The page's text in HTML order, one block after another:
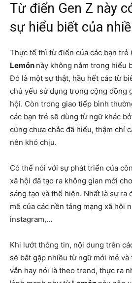
Từ điển Gen Z này
sự hiểu biết của
Thực tế thì từ điển của các bạn trẻ
Lemỏn này không nằm trong hiểu
Đó là một sự thật, hầu hết các từ
chủ yếu sử dụng trong cộng đồng
hội. Còn trong giao tiếp bình
các bạn trẻ sẽ dùng từ ngữ khác
cũng chưa chắc đã hiểu, thậm chí
nên khó chịu.
Có thể nói với sự phát triển của
xã hội đã tạo ra không gian mới
sáng tạo và thể hiện. Nhất là sự ra
mẽ của các nền tảng mạng xã hội
instagram,…
Khi lướt thông tin, nội dung trên
sẽ bắt gặp nhiều từ ngữ mới mẻ và
vẫn hay nói là theo trend, thực ra